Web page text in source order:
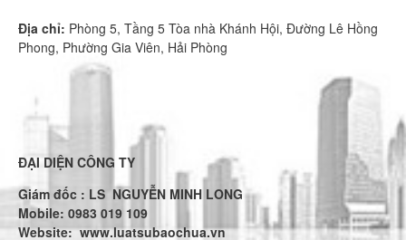
Địa chỉ: Phòng 5, Tầng 5 Tòa nhà Khánh Hội, Đường Lê Hồng
Phong, Phường Gia Viên, Hải Phòng
ĐẠI DIỆN CÔNG TY
Giám đốc : LS NGUYỄN MINH LONG
Mobile: 0983 019 109
Website:www.luatsubaochua.vn